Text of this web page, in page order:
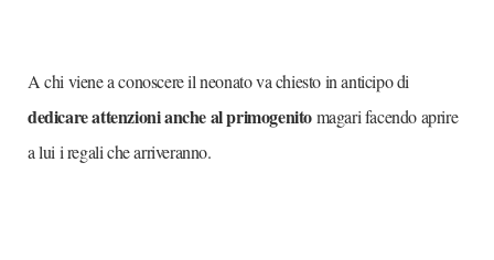
A chi viene a conoscere il neonato va chiesto in anticipo di
dedicare attenzioni anche al primogenitomagari facendo aprire
a lui i regali che arriveranno.